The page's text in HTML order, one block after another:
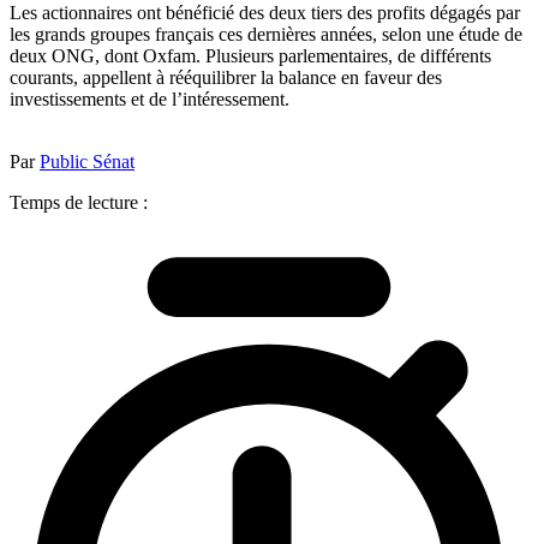
Les actionnaires ont bénéficié des deux tiers des profits dégagés par
les grands groupes français ces dernières années, selon une étude de
deux ONG, dont Oxfam. Plusieurs parlementaires, de différents
courants, appellent à rééquilibrer la balance en faveur des
investissements et de l’intéressement.
ParPublic Sénat
Temps de lecture :